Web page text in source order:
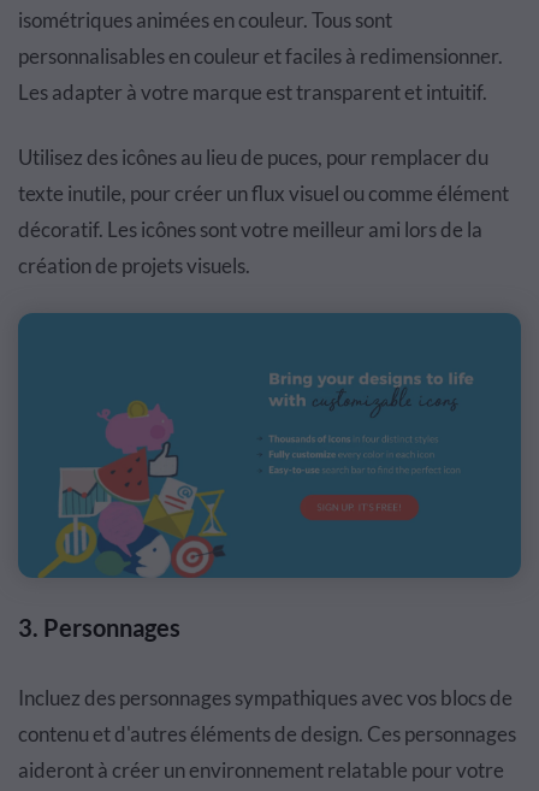
isométriques animées en couleur. Tous sont
personnalisables en couleur et faciles à redimensionner.
Les adapter à votre marque est transparent et intuitif.
Utilisez des icônes au lieu de puces, pour remplacer du
texte inutile, pour créer un flux visuel ou comme élément
décoratif. Les icônes sont votre meilleur ami lors de la
création de projets visuels.
3. Personnages
Incluez des personnages sympathiques avec vos blocs de
contenu et d'autres éléments de design. Ces personnages
aideront à créer un environnement relatable pour votre